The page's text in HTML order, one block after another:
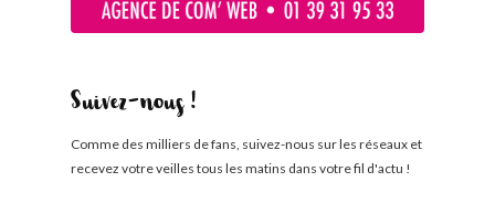
Suivez-nous !
Comme des milliers de fans, suivez-nous sur les réseaux et
recevez votre veilles tous les matins dans votre fil d'actu !